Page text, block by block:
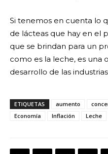
Si tenemos en cuenta lo
de lácteas que hay en el
que se brindan para un
como es la leche, es una
desarrollo de las
ETIQUETAS aumento
Economía
Inflación Leche